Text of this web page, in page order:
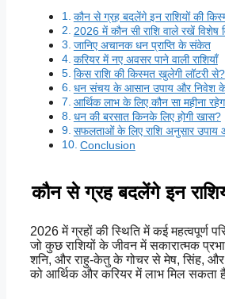
कौन से ग्रह बदलेंगे इन राशियों की
2026 में कौन सी राशि वाले रखें विशेष
जानिए अचानक धन प्राप्ति के संकेत
करियर में नए अवसर पाने वाली राशियाँ
किस राशि की किस्मत खुलेगी लॉटरी से?
धन संचय के आसान उपाय और निवेश के
आर्थिक लाभ के लिए कौन सा महीना
धन की बरसात किनके लिए होगी खास?
सफलताओं के लिए राशि अनुसार उपाय
Conclusion
कौन से ग्रह बदलेंगे इन
2026 में ग्रहों की स्थिति में कई महत्वपूर्ण
जो कुछ राशियों के जीवन में सकारात्मक
शनि, और राहु-केतु के गोचर से मेष, सिंह, और
को आर्थिक और करियर में लाभ मिल सकता